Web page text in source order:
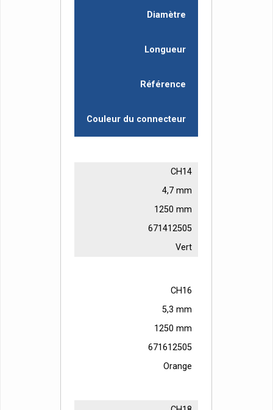
Diamètre
Longueur
Référence
Couleur du connecteur
CH14
4,7 mm
1250 mm
671412505
Vert
CH16
5,3 mm
1250 mm
671612505
Orange